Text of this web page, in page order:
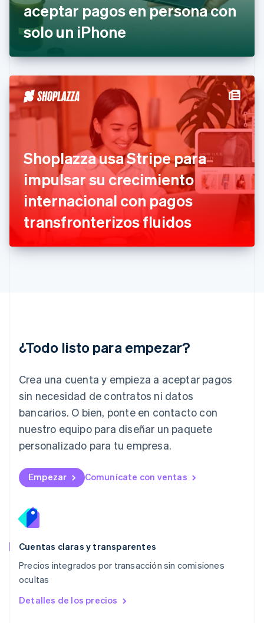
aceptar pagos en persona con
solo un iPhone
Shoplazza usa Stripe para
impulsar su crecimiento
internacional con pagos
transfronterizos fluidos
¿Todo listo para empezar?
Crea una cuenta y empieza a aceptar pagos
sin necesidad de contratos ni datos
bancarios. O bien, ponte en contacto con
nuestro equipo para diseñar un paquete
personalizado para tu empresa.
Empezar Comunícate con ventas
Cuentas claras y transparentes
Precios integrados por transacción sin comisiones
ocultas
Detalles de los precios
Eslovaquia
English
Eslovenia
España
Estados Unidos
EnglishEspañol 简体中文
Estonia
Francia
FrançaisEnglish
Gibraltar
English
Grecia
English
Hungría
India
Letonia
English
Deutsch English
Lituania
English
Luxemburgo
FrançaisDeutsch English
English 简体中文
English
México
Noruega
English
English
NederlandsEnglish
Polonia
English